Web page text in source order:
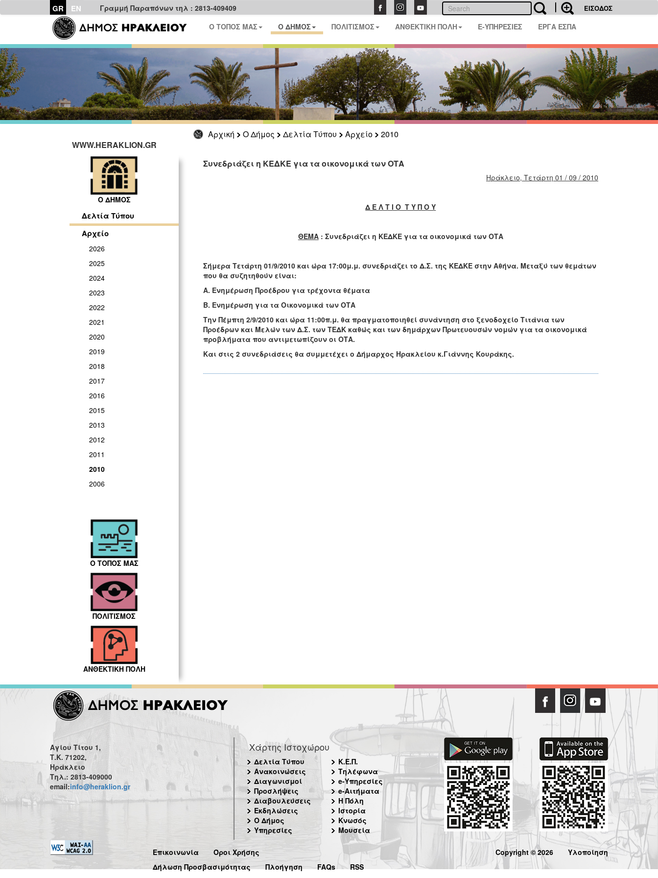
GR EN Γραμμή Παραπόνων τηλ : 2813-409409 ΕΙΣΟΔΟΣ
Ο ΤΟΠΟΣ ΜΑΣ Ο ΔΗΜΟΣ ΠΟΛΙΤΙΣΜΟΣ ΑΝΘΕΚΤΙΚΗ ΠΟΛΗ E-ΥΠΗΡΕΣΙΕΣ ΕΡΓΑ ΕΣΠΑ
Αρχική Ο Δήμος Δελτία Τύπου Αρχείο
2010
WWW.HERAKLION.GR
Ο ΔΗΜΟΣ
Δελτία Τύπου
Αρχείο
2026
2025
2024
2023
2022
2021
2020
2019
2018
2017
2016
2015
2013
2012
2011
2010
2006
Ο ΤΟΠΟΣ ΜΑΣ
ΠΟΛΙΤΙΣΜΟΣ
ΑΝΘΕΚΤΙΚΗ ΠΟΛΗ
Συνεδριάζει η ΚΕΔΚΕ για τα οικονομικά των ΟΤΑ
Ηράκλειο, Τετάρτη 01 / 09 / 2010
Δ Ε Λ Τ Ι Ο Τ Υ Π Ο Υ
ΘΕΜΑ: Συνεδριάζει η ΚΕΔΚΕ για τα οικονομικά των ΟΤΑ
Σήμερα Τετάρτη 01/9/2010 και ώρα 17:00μ.μ. συνεδριάζει το Δ.Σ. της ΚΕΔΚΕ στην Αθήνα. Μεταξύ των θεμάτων
που θα συζητηθούν είναι:
Α. Ενημέρωση Προέδρου για τρέχοντα θέματα
Β. Ενημέρωση για τα Οικονομικά των ΟΤΑ
Την Πέμπτη 2/9/2010 και ώρα 11:00π.μ. θα πραγματοποιηθεί συνάντηση στο ξενοδοχείο Τιτάνια των
Προέδρων και Μελών των Δ.Σ. των ΤΕΔΚ καθώς και των δημάρχων Πρωτευουσών νομών για τα οικονομικά
προβλήματα που αντιμετωπίζουν οι ΟΤΑ.
Και στις 2 συνεδριάσεις θα συμμετέχει ο Δήμαρχος Ηρακλείου κ.Γιάννης Κουράκης.
Αγίου Τίτου 1,
Τ.Κ. 71202,
Ηράκλειο
Τηλ.: 2813-409000
email:info@heraklion.gr
Χάρτης Ιστοχώρου
Δελτία Τύπου
Ανακοινώσεις
Διαγωνισμοί
Προσλήψεις
Διαβουλεύσεις
Εκδηλώσεις
Ο Δήμος
Υπηρεσίες
Κ.Ε.Π.
Τηλέφωνα
e-Υπηρεσίες
e-Αιτήματα
Η Πόλη
Ιστορία
Κνωσός
Μουσεία
Επικοινωνία
Όροι Χρήσης
Δήλωση Προσβασιμότητας
Πλοήγηση FAQs RSS
Copyright © 2026 Υλοποίηση